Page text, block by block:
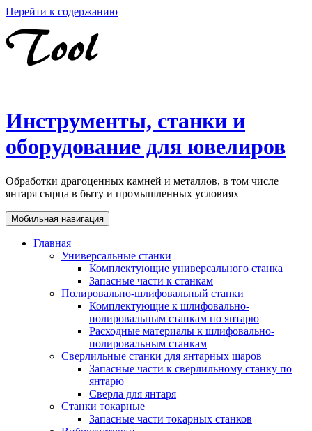
Перейти к содержанию
Инструменты, станки и
оборудование для ювелиров
Обработки драгоценных камней и металлов, в том числе
янтаря сырца в быту и промышленных условиях
Мобильная навигация
Главная
Универсальные станки
Комплектующие универсального станка
Запасные части к станкам
Полировально-шлифовальный станки
Комплектующие к шлифовально-
полировальным станкам по янтарю
Расходные материалы к шлифовально-
полировальным станкам
Сверлильные станки для янтарных шаров
Запасные части к сверлильному станку по
янтарю
Сверла для янтаря
Станки токарные
Запасные части токарных станков